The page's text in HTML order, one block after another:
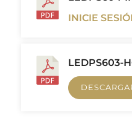
INICIE
LEDPS603-